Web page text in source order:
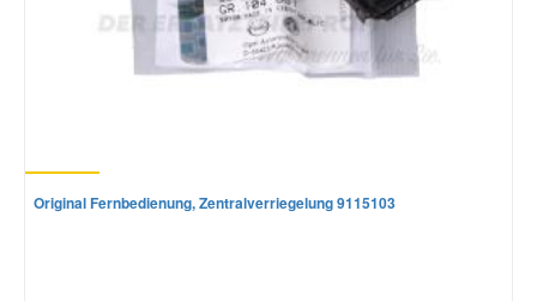
Original Fernbedienung, Zentralverriegelung 9115103